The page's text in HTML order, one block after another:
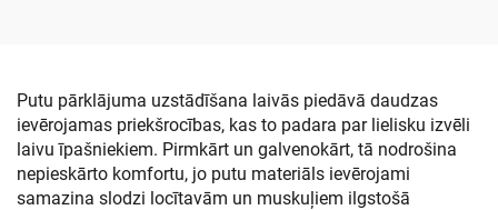
Putu pārklājuma uzstādīšana laivās piedāvā daudzas
ievērojamas priekšrocības, kas to padara par lielisku izvēli
laivu īpašniekiem. Pirmkārt un galvenokārt, tā nodrošina
nepieskārto komfortu, jo putu materiāls ievērojami
samazina slodzi locītavām un muskuļiem ilgstošā